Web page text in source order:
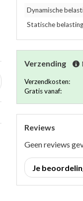
Dynamische
Statische
Verzending
Verzendkosten:
Gratis vanaf:
Reviews
Geen reviews
Je